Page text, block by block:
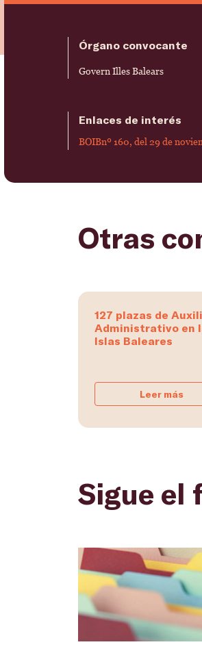
Órgano convocante
Govern Illes Balears
Enlaces de interés
BOIBnº 160, del 29 de
Otras
127 plazas de
Administrativo en
Islas Baleares
Leer más
Sigue el